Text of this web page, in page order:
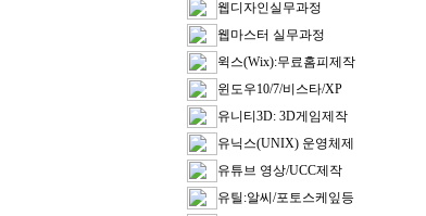
웹디자인실무과정
웹마스터 실무과정
윅스(Wix):무료홈피제작
윈도우10/7/비스타/XP
유니티3D: 3D게임제작
유닉스(UNIX) 운영체제
유튜브 영상/UCC제작
유틸:알씨/포토스케잎등